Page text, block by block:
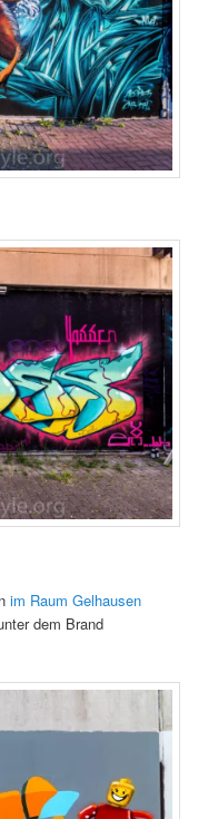
im Raum Gelhausen
dem Brand